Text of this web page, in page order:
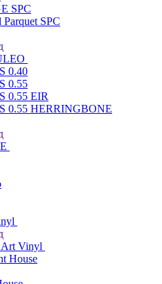
SPC
Parquet SPC
0.40
0.55
0.55 EIR
0.55 HERRINGBONE
Art Vinyl
House